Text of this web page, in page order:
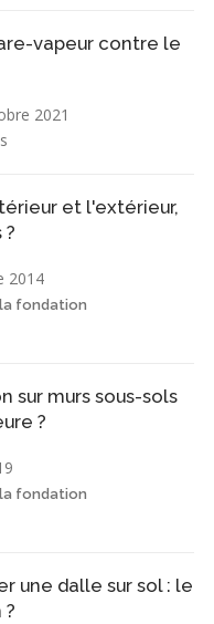
vapeur contre le
2021
et l'extérieur,
?
2014
fondation
sur murs sous-sols
?
fondation
une dalle sur sol : le